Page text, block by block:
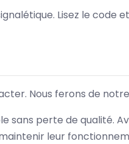
Lisez le code
Nous ferons de
sans perte de qualité.
leur